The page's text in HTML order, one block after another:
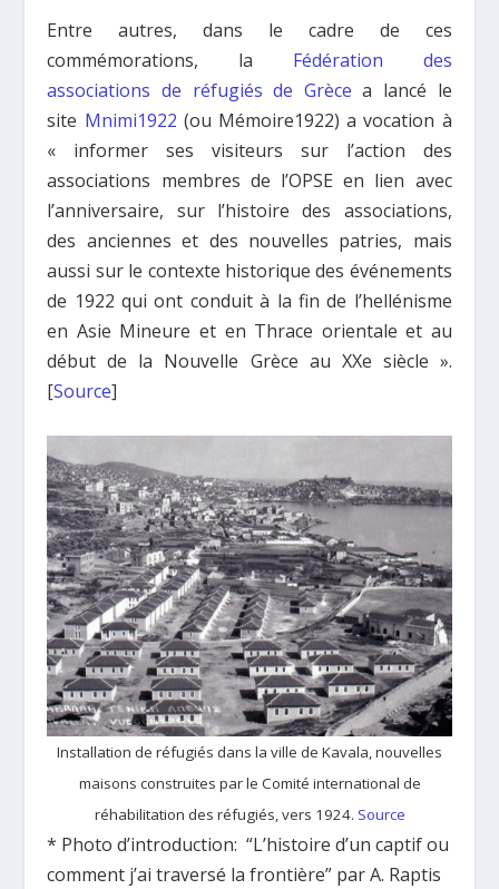
Entre autres, dans le cadre de ces
commémorations, la Fédération des
associations de réfugiés de Grèce a lancé le
site Mnimi1922 (ou Mémoire1922) a vocation à
« informer ses visiteurs sur l’action des
associations membres de l’OPSE en lien avec
l’anniversaire, sur l’histoire des associations,
des anciennes et des nouvelles patries, mais
aussi sur le contexte historique des événements
de 1922 qui ont conduit à la fin de l’hellénisme
en Asie Mineure et en Thrace orientale et au
début de la Nouvelle Grèce au XXe siècle ».
[Source]
Installation de réfugiés dans la ville de Kavala, nouvelles
maisons construites par le Comité international de
réhabilitation des réfugiés, vers 1924. Source
* Photo d’introduction:“L’histoire d’un captif ou
comment j’ai traversé la frontière” par A. Raptis